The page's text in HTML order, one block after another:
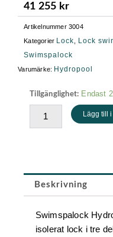
41 255 kr
Artikelnummer3004
Kategorier Lock Lock
Swimspalock
Varumärke: Hydropool
Tillgänglighet: Endast
Swimspalock
Hydropool
17AX
Bifold
Lägg till
Beskrivning
Swimspalock
isolerat lock i tre